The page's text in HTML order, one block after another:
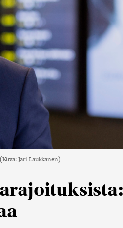
(Kuva: Jari Laukkanen)